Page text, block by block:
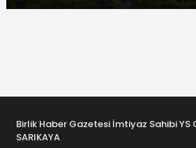
Birlik Haber Gazetesi İmtiyaz Sahibi YS
SARIKAYA